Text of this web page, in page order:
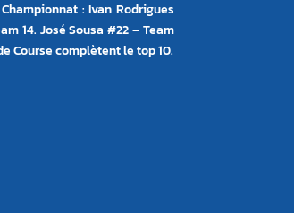
: Ivan Rodrigues
14. José Sousa #22 – Team
Course complètent le top 10.